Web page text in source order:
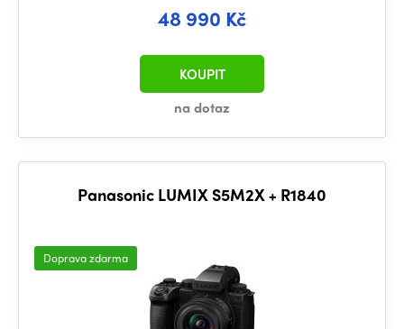
48 990 Kč
na dotaz
KOUPIT
Panasonic LUMIX S5M2X + R1840
Doprava zdarma